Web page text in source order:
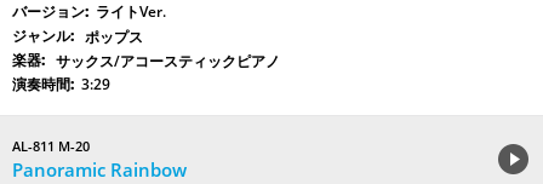
ライトVer.
ポップス
サックス/アコースティックピアノ
3:29
AL-811 M-20
Panoramic Rainbow